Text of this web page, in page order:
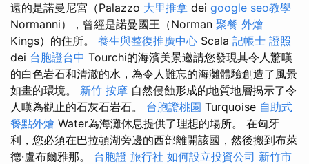
遠的是諾曼尼宮（Palazzo 大里推拿 dei google seo教學
Normanni），曾經是諾曼國王（Norman 聚餐 外燴
Kings）的住所。 養生與整復推廣中心 Scala 記帳士 證照
dei 台胞證台中 Tourchi的海濱美景邀請您發現其令人驚嘆
的白色岩石和清澈的水，為令人難忘的海灘體驗創造了風景
如畫的環境。 新竹 按摩 自然侵蝕形成的地質地層揭示了令
人嘆為觀止的石灰石岩石。 台胞證桃園 Turquoise 自助式
餐點外燴 Water為海灘休息提供了理想的場所。 在匈牙
利，您必須在巴拉頓湖旁邊的西部離開該國，然後搬到布萊
德·盧布爾雅那。 台胞證 旅行社 如何設立投資公司 新竹市